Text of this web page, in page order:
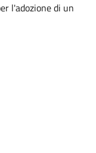
l'adozione di un